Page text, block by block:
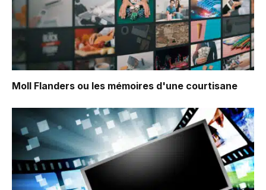
Moll Flanders ou les mémoires d'une courtisane